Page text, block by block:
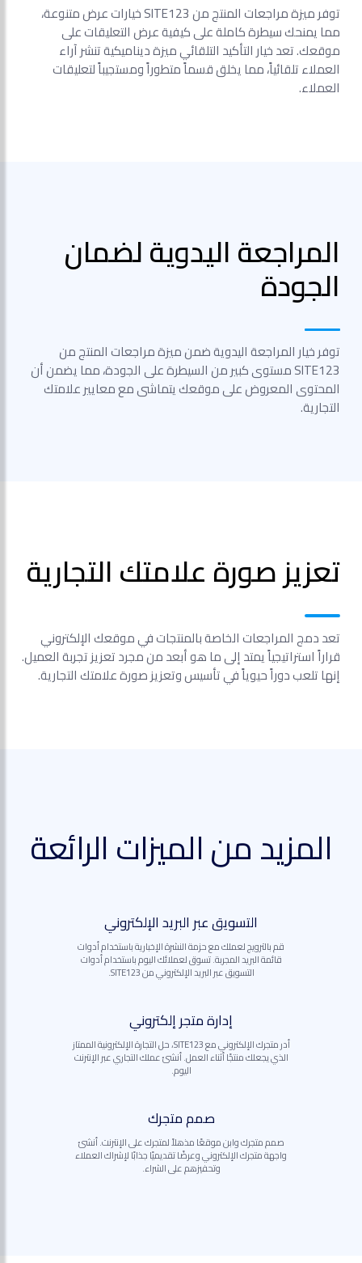
توفر ميزة مراجعات المنتج من SITE123 خيارات عرض متنوعة،
مما يمنحك سيطرة كاملة على كيفية عرض التعليقات على
موقعك. تعد خيار التأكيد التلقائي ميزة ديناميكية تنشر آراء
العملاء تلقائياً، مما يخلق قسماً متطوراً ومستجيباً لتعليقات
العملاء.
المراجعة اليدوية لضمان
الجودة
توفر خيار المراجعة اليدوية ضمن ميزة مراجعات المنتج من
SITE123 مستوى كبير من السيطرة على الجودة، مما يضمن أن
المحتوى المعروض على موقعك يتماشى مع معايير علامتك
التجارية.
تعزيز صورة علامتك التجارية
تعد دمج المراجعات الخاصة بالمنتجات في موقعك الإلكتروني
قراراً استراتيجياً يمتد إلى ما هو أبعد من مجرد تعزيز تجربة العميل.
إنها تلعب دوراً حيوياً في تأسيس وتعزيز صورة علامتك التجارية.
المزيد من الميزات الرائعة
التسويق عبر البريد الإلكتروني
قم بالترويج لعملك مع حزمة النشرة الإخبارية باستخدام أدوات
قائمة البريد المجربة. تسوق لعملائك اليوم باستخدام أدوات
التسويق عبر البريد الإلكتروني من SITE123.
إدارة متجر إلكتروني
أدر متجرك الإلكتروني مع SITE123، حل التجارة الإلكترونية الممتاز
الذي يجعلك منتجًا أثناء العمل. أنشئ عملك التجاري عبر الإنترنت
اليوم.
صمم متجرك
صمم متجرك وابن موقعًا مذهلاً لمتجرك على الإنترنت. أنشئ
واجهة متجرك الإلكتروني وعرضًا تقديميًا جذابًا لإشراك العملاء
وتحفيزهم على الشراء.